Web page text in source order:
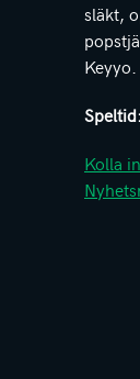
släkt,
Keyyo.
Speltid:
Kolla